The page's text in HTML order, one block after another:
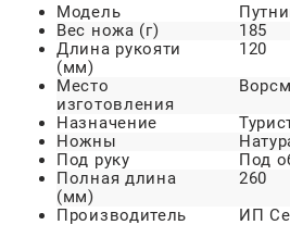
Модель
Вес ножа (г)
185
Длина рукояти
(мм)
120
Место
изготовления
Назначение
Ножны
Под руку
Под
Полная длина
(мм)
260
Производитель
ИП